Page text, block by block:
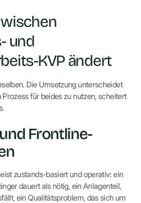
und
KVP ändert
Die Umsetzung unterscheidet
für beides zu nutzen, scheitert
Frontline-
zustands-basiert und operativ: ein
dauert als nötig, ein Anlagenteil,
ein Qualitätsproblem, das sich um